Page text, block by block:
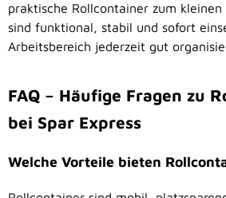
praktische Rollcontainer zum kleinen
sind funktional, stabil und sofort
Arbeitsbereich jederzeit gut
FAQ – Häufige Fragen zu
bei Spar Express
Welche Vorteile bieten